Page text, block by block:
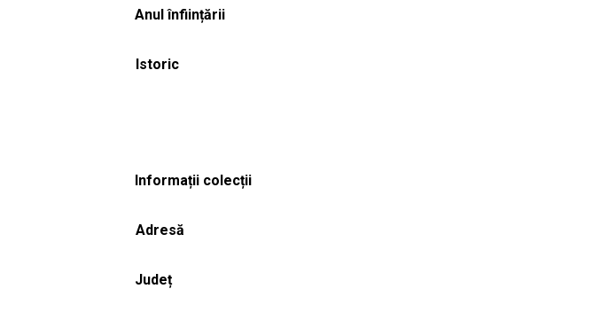
Anul înființării
Istoric
Informații colecții
Adresă
Județ